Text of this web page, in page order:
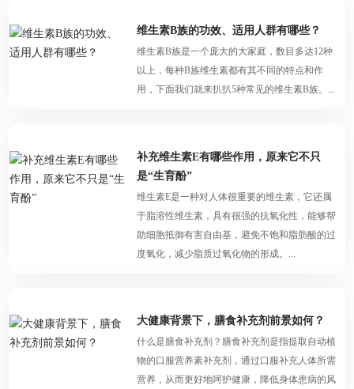
维生素B族的功效、适用人群有哪些？
维生素B族是一个庞大的大家庭，数目多达12种
以上，每种B族维生素都有其不同的特点和作
用，下面我们就来扒扒5种常见的维生素B族。...
补充维生素E有哪些作用，原来它不只
是“生育酚”
维生素E是一种对人体很重要的维生素，它还属
于脂溶性维生素，具有很强的抗氧化性，能够帮
助细胞抵御有害自由基，避免不饱和脂肪酸的过
度氧化，减少脂质过氧化物的形成。...
大健康背景下，膳食补充剂前景如何？
什么是膳食补充剂？膳食补充剂是指提取自动植
物的口服营养素补充剂，通过口服补充人体所需
营养，从而更好地呵护健康，降低身体患病的风